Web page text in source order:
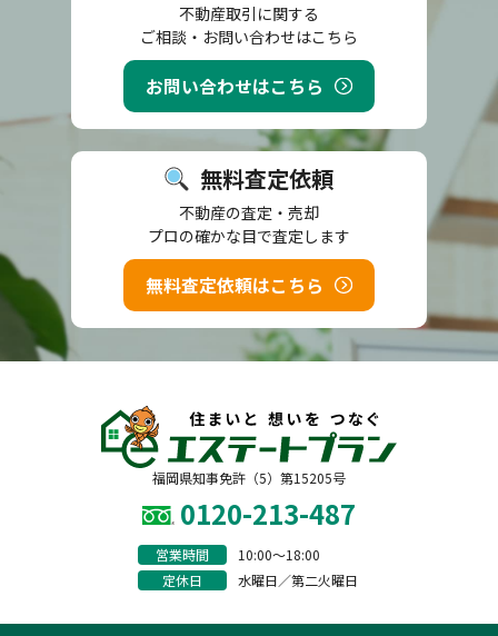
不動産取引に関する
ご相談・お問い合わせはこちら
お問い合わせはこちら
無料査定依頼
不動産の査定・売却
プロの確かな目で査定します
無料査定依頼はこちら
福岡県知事免許（5）第15205号
0120-213-487
営業時間
10:00〜18:00
定休日
水曜日／第二火曜日